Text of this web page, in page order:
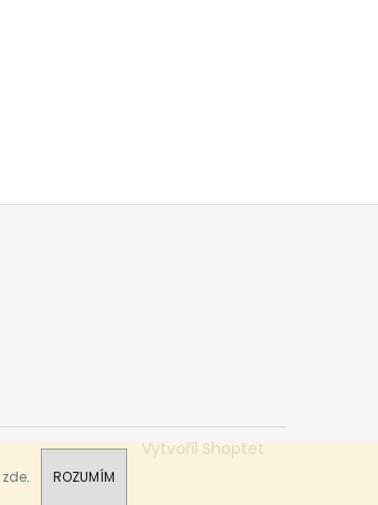
zde. ROZUMÍM
Vytvořil Shoptet